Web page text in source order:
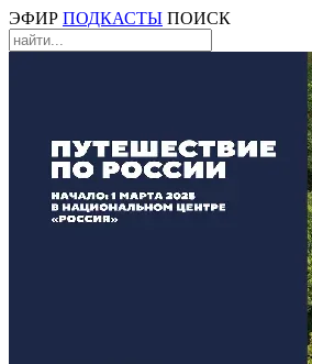
ЭФИР ПОДКАСТЫ ПОИСК